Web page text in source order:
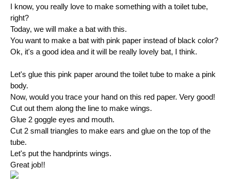
I know, you really love to make something with a toilet tube,
right?
Today, we will make a bat with this.
You want to make a bat with pink paper instead of black color?
Ok, it's a good idea and it will be really lovely bat, I think.
Let's glue this pink paper around the toilet tube to make a pink
body.
Now, would you trace your hand on this red paper. Very good!
Cut out them along the line to make wings.
Glue 2 goggle eyes and mouth.
Cut 2 small triangles to make ears and glue on the top of the
tube.
Let's put the handprints wings.
Great job!!